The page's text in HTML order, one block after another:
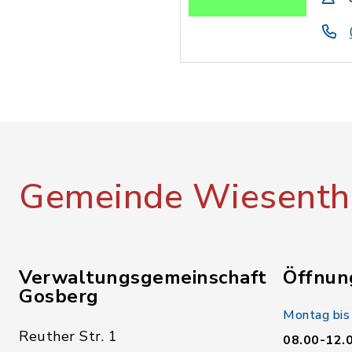
Gemeinde
Verwaltungsgemeinschaft
Gosberg
Reuther Str. 1
Montag
08.00-